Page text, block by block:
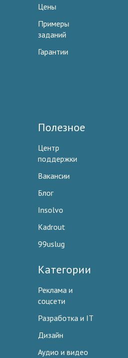
Цены
Примеры
заданий
Гарантии
Полезное
Центр
поддержки
Вакансии
Блог
Insolvo
Kadrout
99uslug
Категории
Реклама и
соцсети
Разработка и IT
Дизайн
Аудио и видео